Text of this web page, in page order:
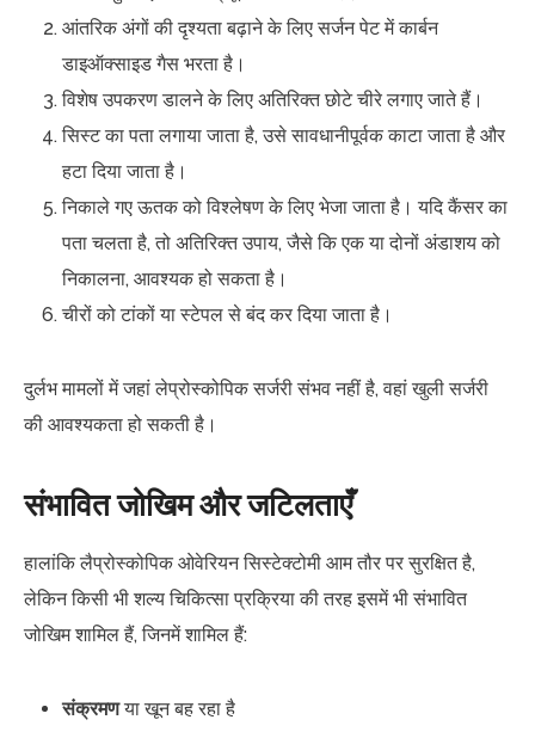
आंतरिक अंगों की दृश्यता बढ़ाने के लिए सर्जन पेट में कार्बन
डाइऑक्साइड गैस भरता है।
विशेष उपकरण डालने के लिए अतिरिक्त छोटे चीरे लगाए जाते हैं।
सिस्ट का पता लगाया जाता है, उसे सावधानीपूर्वक काटा जाता है और
हटा दिया जाता है।
निकाले गए ऊतक को विश्लेषण के लिए भेजा जाता है। यदि कैंसर का
पता चलता है, तो अतिरिक्त उपाय, जैसे कि एक या दोनों अंडाशय को
निकालना, आवश्यक हो सकता है।
चीरों को टांकों या स्टेपल से बंद कर दिया जाता है।
दुर्लभ मामलों में जहां लेप्रोस्कोपिक सर्जरी संभव नहीं है, वहां खुली सर्जरी
की आवश्यकता हो सकती है।
संभावित जोखिम और जटिलताएँ
हालांकि लैप्रोस्कोपिक ओवेरियन सिस्टेक्टोमी आम तौर पर सुरक्षित है,
लेकिन किसी भी शल्य चिकित्सा प्रक्रिया की तरह इसमें भी संभावित
जोखिम शामिल हैं, जिनमें शामिल हैं:
संक्रमणया खून बह रहा है